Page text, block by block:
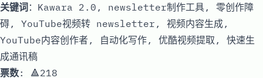
关键词：Kawara 2.0, newsletter制作工具, 零创作障
碍, YouTube视频转 newsletter, 视频内容生成,
YouTube内容创作者, 自动化写作, 优酷视频提取, 快速生
成通讯稿
票数: 🔺218